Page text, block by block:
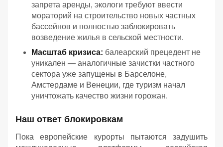
запрета аренды, экологи требуют ввести
мораторий на строительство новых частных
бассейнов и полностью заблокировать
возведение жилья в сельской местности.
Масштаб кризиса: балеарский прецедент не
уникален — аналогичные зачистки частного
сектора уже запущены в Барселоне,
Амстердаме и Венеции, где туризм начал
уничтожать качество жизни горожан.
Наш ответ блокировкам
Пока европейские курорты пытаются задушить